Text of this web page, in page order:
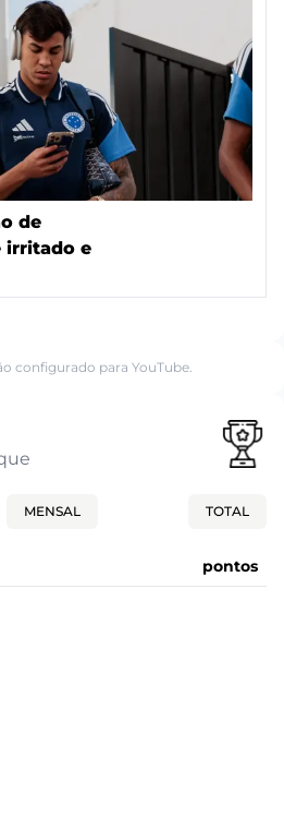
de
irritado e
configurado para YouTube.
MENSAL TOTAL
pontos